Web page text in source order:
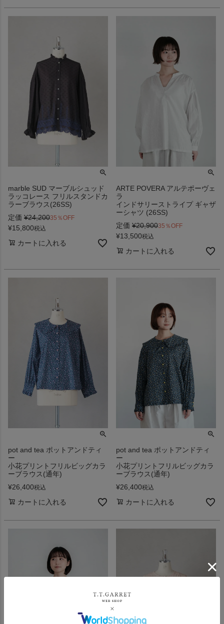
marble SUD マーブルシュッド
ラッコレース フリルスタンドカ
ラーブラウス(26SS)
定価 ¥24,20035％OFF
¥15,800税込
カートに入れる
ARTE POVERA アルテポーヴェ
ラ
インドサリーストライプ ギャザ
ーシャツ (26SS)
定価 ¥20,90035％OFF
¥13,500税込
カートに入れる
pot and tea ポットアンドティ
ー
小花プリントフリルビッグカラ
ーブラウス(通年)
¥26,400税込
カートに入れる
pot and tea ポットアンドティ
ー
小花プリントフリルビッグカラ
ーブラウス(通年)
¥26,400税込
カートに入れる